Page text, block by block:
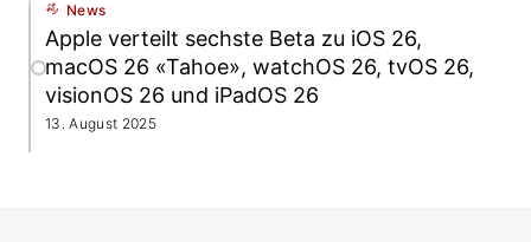
News
Apple verteilt sechste Beta zu iOS 26,
macOS 26 «Tahoe», watchOS 26, tvOS 26,
visionOS 26 und iPadOS 26
13. August 2025